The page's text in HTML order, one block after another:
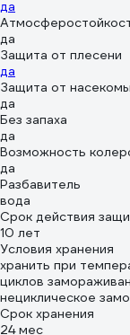
да
да
Защита от плесени
да
Защита от
да
Без запаха
да
Возможность
да
Разбавитель
вода
Срок действия
10 лет
Условия хранения
хранить при
циклов
нециклическое
Срок хранения
24 мес